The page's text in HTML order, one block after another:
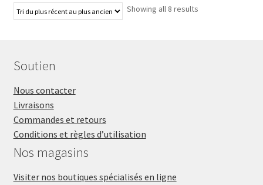
Showing all 8 results
Soutien
Nous contacter
Livraisons
Commandes et retours
Conditions et règles d’utilisation
Nos magasins
Visiter nos boutiques spécialisés en ligne